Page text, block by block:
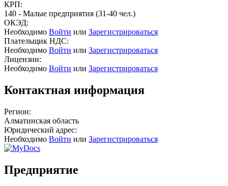
КРП:
140 - Малые предприятия (31-40 чел.)
ОКЭД:
Необходимо Войти или Зарегистрироваться
Плательщик НДС:
Необходимо Войти или Зарегистрироваться
Лицензии:
Необходимо Войти или Зарегистрироваться
Контактная информация
Регион:
Алматинская область
Юридический адрес:
Необходимо Войти или Зарегистрироваться
Предприятие